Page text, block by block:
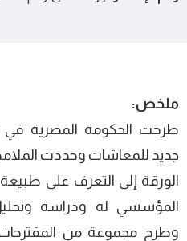
ملخص:
طرحت الحكومة المصرية في
جديد للمعاشات وحددت
الورقة إلى التعرف على طبيعة
المؤسسي له ودراسة وتحليل
وطرح مجموعة من